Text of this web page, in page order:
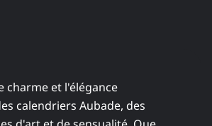
charme et l'élégance
calendriers Aubade, des